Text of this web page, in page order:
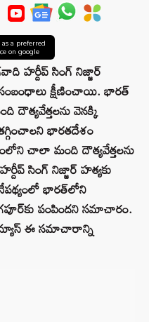
a preferred
on google
హర్దీప్ సింగ్ నిజ్జార్
క్షీణించాయి. భారత్
వెనక్కి
భారతదేశం
చాలా మంది దౌత్యవేత్తలను
సింగ్ నిజ్జార్ హత్యకు
భారత్‌లోని
పంపిందని సమాచారం.
ఈ సమాచారాన్ని